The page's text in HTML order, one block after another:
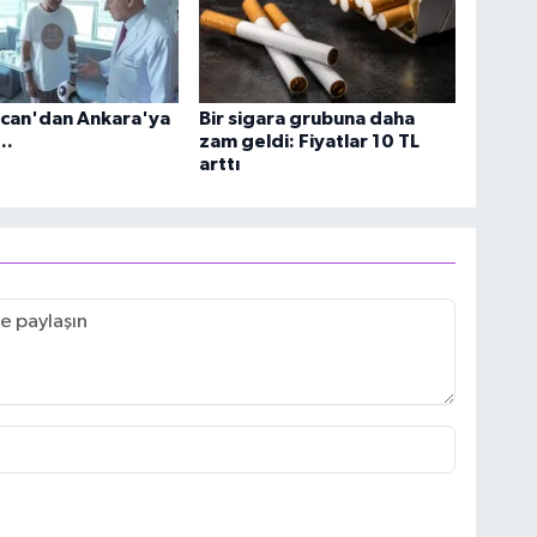
Ankara'ya
Bir sigara grubuna daha
zam geldi: Fiyatlar 10 TL
arttı